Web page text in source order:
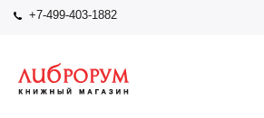
+7-499-403-1882